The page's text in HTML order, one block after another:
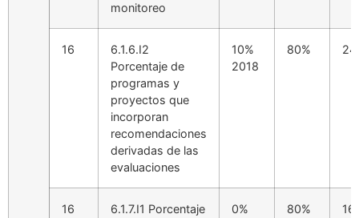
monitoreo
16
6.1.6.I2
Porcentaje de
programas y
proyectos que
incorporan
recomendaciones
derivadas de las
evaluaciones
10%
2018
80%
16
6.1.7.I1 Porcentaje
0%
80%